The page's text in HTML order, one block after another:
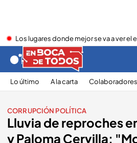
Los lugares donde mejor se va a ver el
Lo último A la carta Colaboradores
CORRUPCIÓN POLÍTICA
Lluvia de reproches
y Paloma Cervilla: